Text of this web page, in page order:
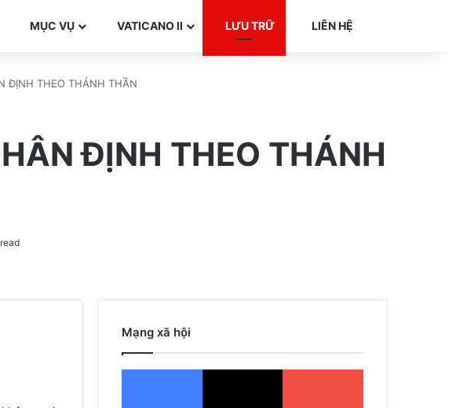
MỤC VỤ VATICANO II LƯU TRỮ LIÊN HỆ
ĐỊNH THEO THÁNH THẦN
ĐỊNH THEO THÁNH
Mạng xã hội